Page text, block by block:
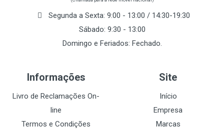
Segunda a Sexta: 9:00 - 13:00 / 14:30-19:30
Sábado: 9:30 - 13:00
Domingo e Feriados: Fechado.
Informações
Livro de Reclamações On-
line
Termos e Condições
Site
Início
Empresa
Marcas